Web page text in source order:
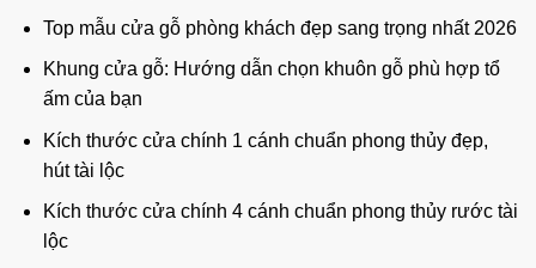
Top mẫu cửa gỗ phòng khách đẹp sang trọng nhất 2026
Khung cửa gỗ: Hướng dẫn chọn khuôn gỗ phù hợp tổ
ấm của bạn
Kích thước cửa chính 1 cánh chuẩn phong thủy đẹp,
hút tài lộc
Kích thước cửa chính 4 cánh chuẩn phong thủy rước tài
lộc